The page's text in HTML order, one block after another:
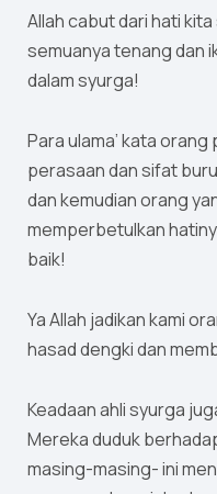
Allah cabut dari hati
semuanya tenang dan
dalam syurga!
Para ulama’ kata
perasaan dan sifat
dan kemudian orang
memperbetulkan
baik!
Ya Allah jadikan kami
hasad dengki dan
Keadaan ahli syurga
Mereka duduk
masing-masing- ini